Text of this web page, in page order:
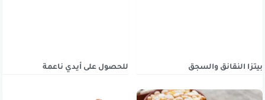
بيتزا النقانق والسجق للحصول على أيدي ناعمة